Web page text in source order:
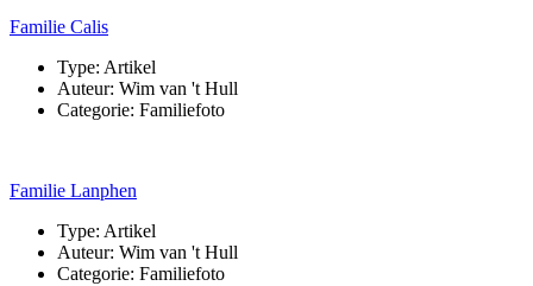
Familie Calis
Type: Artikel
Auteur: Wim van 't Hull
Categorie: Familiefoto
Familie Lanphen
Type: Artikel
Auteur: Wim van 't Hull
Categorie: Familiefoto